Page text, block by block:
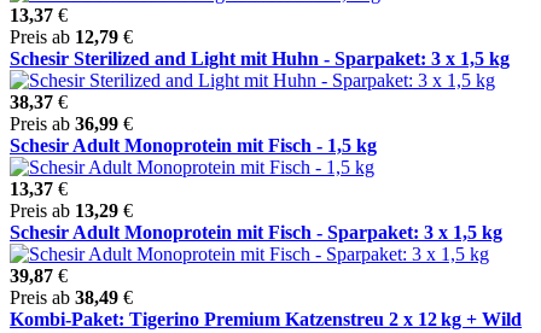
13,37 €
Preis ab 12,79 €
Schesir Sterilized and Light mit Huhn - Sparpaket: 3 x 1,5 kg
38,37 €
Preis ab 36,99 €
Schesir Adult Monoprotein mit Fisch - 1,5 kg
13,37 €
Preis ab 13,29 €
Schesir Adult Monoprotein mit Fisch - Sparpaket: 3 x 1,5 kg
39,87 €
Preis ab 38,49 €
Kombi-Paket: Tigerino Premium Katzenstreu 2 x 12 kg + Wild